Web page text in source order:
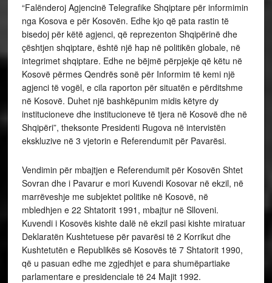
“Falënderoj Agjencinë Telegrafike Shqiptare për informimin
nga Kosova e për Kosovën. Edhe kjo që pata rastin të
bisedoj për këtë agjenci, që reprezenton Shqipërinë dhe
çështjen shqiptare, është një hap në politikën globale, në
integrimet shqiptare. Edhe ne bëjmë përpjekje që këtu në
Kosovë përmes Qendrës sonë për Informim të kemi një
agjenci të vogël, e cila raporton për situatën e përditshme
në Kosovë. Duhet një bashkëpunim midis këtyre dy
institucioneve dhe institucioneve të tjera në Kosovë dhe në
Shqipëri”, theksonte Presidenti Rugova në intervistën
ekskluzive në 3 vjetorin e Referendumit për Pavarësi.
Vendimin për mbajtjen e Referendumit për Kosovën Shtet
Sovran dhe i Pavarur e mori Kuvendi Kosovar në ekzil, në
marrëveshje me subjektet politike në Kosovë, në
mbledhjen e 22 Shtatorit 1991, mbajtur në Slloveni.
Kuvendi i Kosovës kishte dalë në ekzil pasi kishte miratuar
Deklaratën Kushtetuese për pavarësi të 2 Korrikut dhe
Kushtetutën e Republikës së Kosovës të 7 Shtatorit 1990,
që u pasuan edhe me zgjedhjet e para shumëpartiake
parlamentare e presidenciale të 24 Majit 1992.